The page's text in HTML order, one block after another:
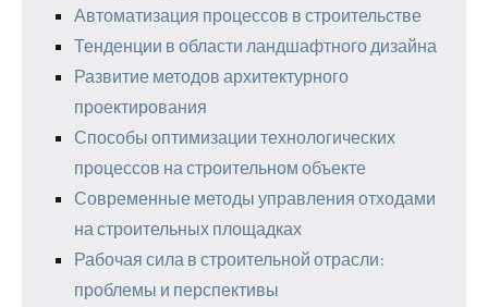
Автоматизация процессов в строительстве
Тенденции в области ландшафтного дизайна
Развитие методов архитектурного
проектирования
Способы оптимизации технологических
процессов на строительном объекте
Современные методы управления отходами
на строительных площадках
Рабочая сила в строительной отрасли:
проблемы и перспективы